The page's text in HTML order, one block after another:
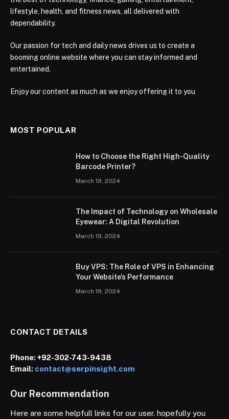
lifestyle, health, and fitness news, all delivered with
dependability.
Our passion for tech and daily news drives us to create a
booming online website where you can stay informed and
entertained.
Enjoy our content as much as we enjoy offering it to you
MOST POPULAR
How to Choose the Right High-Quality
Barcode Printer?
March 19, 2024
The Impact of Technology on Wholesale
Eyewear: A Digital Revolution
March 19, 2024
Buy VPS: The Role of VPS in Enhancing
Your Website’s Performance
March 19, 2024
CONTACT DETAILS
Phone:+92-302-743-9438
Email: contact@serpinsight.com
Our Recommendation
Here are some helpfull links for our user. hopefully you